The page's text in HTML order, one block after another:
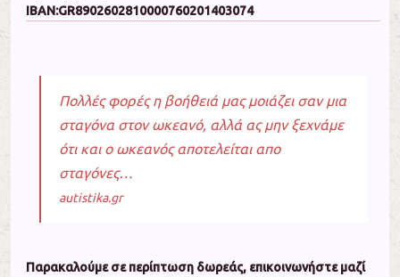
IBAN:GR8902602810000760201403074
Πολλές φορές η βοήθειά μας μοιάζει σαν μια
σταγόνα στον ωκεανό, αλλά ας μην ξεχνάμε
ότι και ο ωκεανός αποτελείται απο
σταγόνες…
autistika.gr
Πα­ρα­κα­λού­με σε πε­ρί­πτω­ση δω­ρεάς, ε­πι­κοι­νω­νή­στε μα­ζί